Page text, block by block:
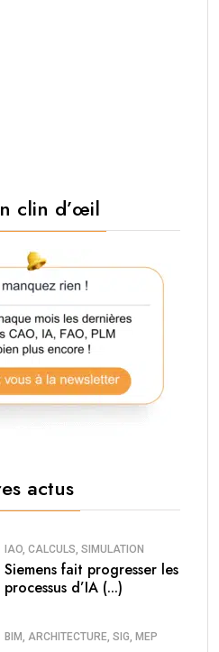
clin d’œil
actus
IAO, CALCULS, SIMULATION
Siemens fait progresser les
processus d’IA (...)
BIM, ARCHITECTURE, SIG, MEP